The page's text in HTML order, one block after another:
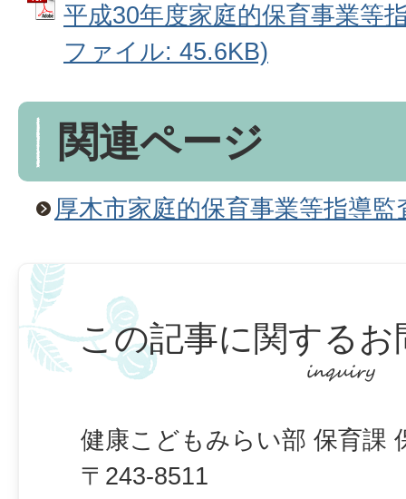
平成30年度家庭的保育事業等
ファイル: 45.6KB)
関連ページ
厚木市家庭的保育事業等指導監
この記事に関するお
健康こどもみらい部 保育課
〒243-8511